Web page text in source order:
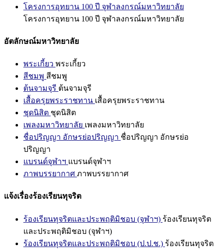
โครงการอุทยาน 100 ปี จุฬาลงกรณ์มหาวิทยาลัย
โครงการอุทยาน 100 ปี จุฬาลงกรณ์มหาวิทยาลัย
อัตลักษณ์มหาวิทยาลัย
พระเกี้ยว พระเกี้ยว
สีชมพู สีชมพู
ต้นจามจุรี ต้นจามจุรี
เสื้อครุยพระราชทาน เสื้อครุยพระราชทาน
ชุดนิสิต ชุดนิสิต
เพลงมหาวิทยาลัย เพลงมหาวิทยาลัย
ชื่อปริญญา อักษรย่อปริญญา ชื่อปริญญา อักษรย่อ
ปริญญา
แบรนด์จุฬาฯ แบรนด์จุฬาฯ
ภาพบรรยากาศ ภาพบรรยากาศ
แจ้งเรื่องร้องเรียนทุจริต
ร้องเรียนทุจริตและประพฤติมิชอบ (จุฬาฯ) ร้องเรียนทุจริต
และประพฤติมิชอบ (จุฬาฯ)
ร้องเรียนทุจริตและประพฤติมิชอบ (ป.ป.ช.) ร้องเรียนทุจริต